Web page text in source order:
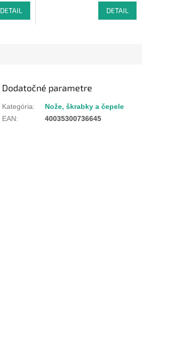
DETAIL DETAIL
Dodatočné parametre
Kategória:
Nože, škrabky a čepele
EAN: 40035300736645